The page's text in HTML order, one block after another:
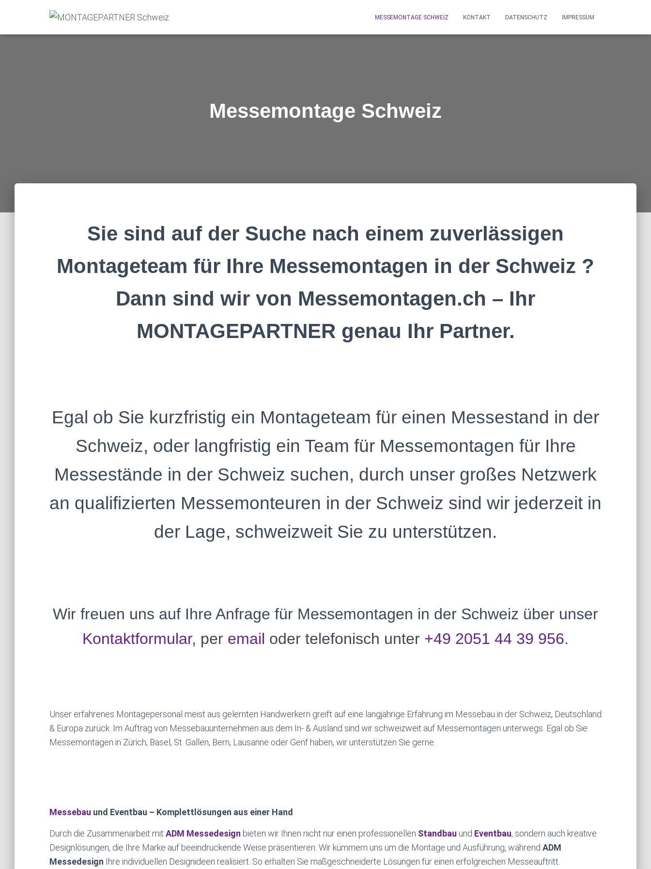
MESSEMONTAGE SCHWEIZ KONTAKT DATENSCHUTZ IMPRESSUM
Messemontage Schweiz
Sie sind auf der Suche nach einem zuverlässigen
Montageteam für Ihre Messemontagen in der Schweiz ?
Dann sind wir von Messemontagen.ch – Ihr
MONTAGEPARTNER genau Ihr Partner.
Egal ob Sie kurzfristig ein Montageteam für einen Messestand in der
Schweiz, oder langfristig ein Team für Messemontagen für Ihre
Messestände in der Schweiz suchen, durch unser großes Netzwerk
an qualifizierten Messemonteuren in der Schweiz sind wir jederzeit in
der Lage, schweizweit Sie zu unterstützen.
Wir freuen uns auf Ihre Anfrage für Messemontagen in der Schweiz über unser
Kontaktformular, per email oder telefonisch unter +49 2051 44 39 956.
Unser erfahrenes Montagepersonal meist aus gelernten Handwerkern greift auf eine langjährige Erfahrung im Messebau in der Schweiz, Deutschland
& Europa zurück. Im Auftrag von Messebauunternehmen aus dem In- & Ausland sind wir schweizweit auf Messemontagen unterwegs. Egal ob Sie
Messemontagen in Zürich, Basel, St. Gallen, Bern, Lausanne oder Genf haben, wir unterstützen Sie gerne.
Messebau und Eventbau – Komplettlösungen aus einer Hand
Durch die Zusammenarbeit mit ADM Messedesign bieten wir Ihnen nicht nur einen professionellen Standbau und Eventbau, sondern auch kreative
Designlösungen, die Ihre Marke auf beeindruckende Weise präsentieren. Wir kümmern uns um die Montage und Ausführung, während ADM
Messedesign Ihre individuellen Designideen realisiert. So erhalten Sie maßgeschneiderte Lösungen für einen erfolgreichen Messeauftritt.